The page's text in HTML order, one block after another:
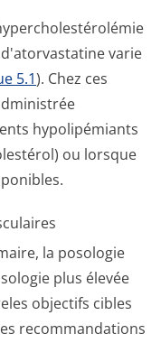
varie
5.1). Chez ces
hypolipémiants
ou lorsque
la posologie
plus élevée
objectifs cibles
recommandations